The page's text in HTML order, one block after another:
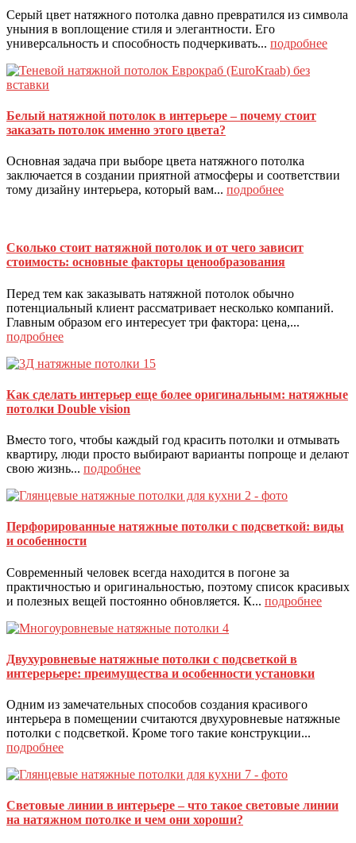
Серый цвет натяжного потолка давно превратился из символа
уныния в воплощение стиля и элегантности. Его
универсальность и способность подчеркивать... подробнее
Белый натяжной потолок в интерьере – почему стоит
заказать потолок именно этого цвета?
Основная задача при выборе цвета натяжного потолка
заключается в создании приятной атмосферы и соответствии
тому дизайну интерьера, который вам... подробнее
Сколько стоит натяжной потолок и от чего зависит
стоимость: основные факторы ценообразования
Перед тем как заказывать натяжной потолок обычно
потенциальный клиент рассматривает несколько компаний.
Главным образом его интересует три фактора: цена,...
подробнее
Как сделать интерьер еще более оригинальным: натяжные
потолки Double vision
Вместо того, чтобы каждый год красить потолки и отмывать
квартиру, люди просто выбирают варианты попроще и делают
свою жизнь... подробнее
Перфорированные натяжные потолки с подсветкой: виды
и особенности
Современный человек всегда находится в погоне за
практичностью и оригинальностью, поэтому список красивых
и полезных вещей постоянно обновляется. К... подробнее
Двухуровневые натяжные потолки с подсветкой в
интерерьере: преимущества и особенности установки
Одним из замечательных способов создания красивого
интерьера в помещении считаются двухуровневые натяжные
потолки с подсветкой. Кроме того такие конструкции...
подробнее
Световые линии в интерьере – что такое световые линии
на натяжном потолке и чем они хороши?